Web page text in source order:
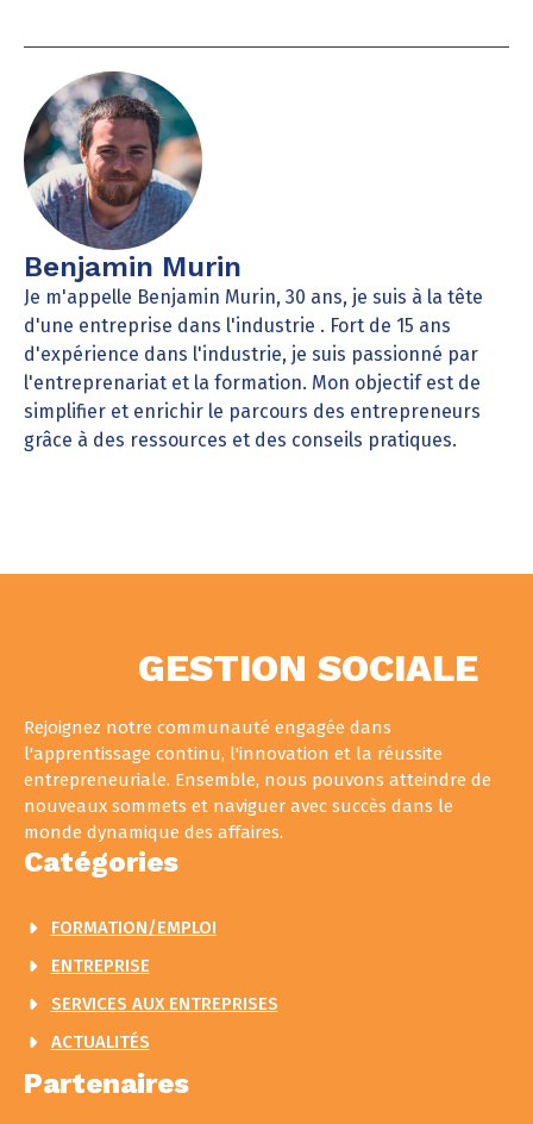
Benjamin Murin
Je m'appelle Benjamin Murin, 30 ans, je suis à la tête
d'une entreprise dans l'industrie . Fort de 15 ans
d'expérience dans l'industrie, je suis passionné par
l'entreprenariat et la formation. Mon objectif est de
simplifier et enrichir le parcours des entrepreneurs
grâce à des ressources et des conseils pratiques.
GESTION SOCIALE
Rejoignez notre communauté engagée dans
l'apprentissage continu, l'innovation et la réussite
entrepreneuriale. Ensemble, nous pouvons atteindre de
nouveaux sommets et naviguer avec succès dans le
monde dynamique des affaires.
Catégories
FORMATION/EMPLOI
ENTREPRISE
SERVICES AUX ENTREPRISES
ACTUALITÉS
Partenaires